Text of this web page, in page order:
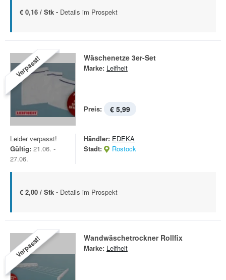
€ 0,16 / Stk - Details im Prospekt
Verpasst! Wäschenetze 3er-Set
Marke: Leifheit
Preis: € 5,99
Leider verpasst!
Gültig: 21.06. -
27.06.
Händler: EDEKA
Stadt:
Rostock
€ 2,00 / Stk - Details im Prospekt
Verpasst! Wandwäschetrockner Rollfix
Marke: Leifheit